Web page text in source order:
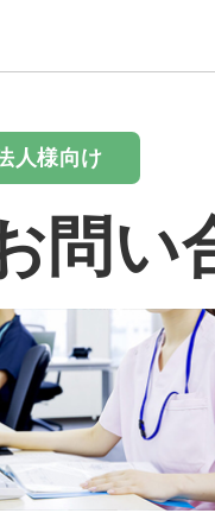
人様向け
問い